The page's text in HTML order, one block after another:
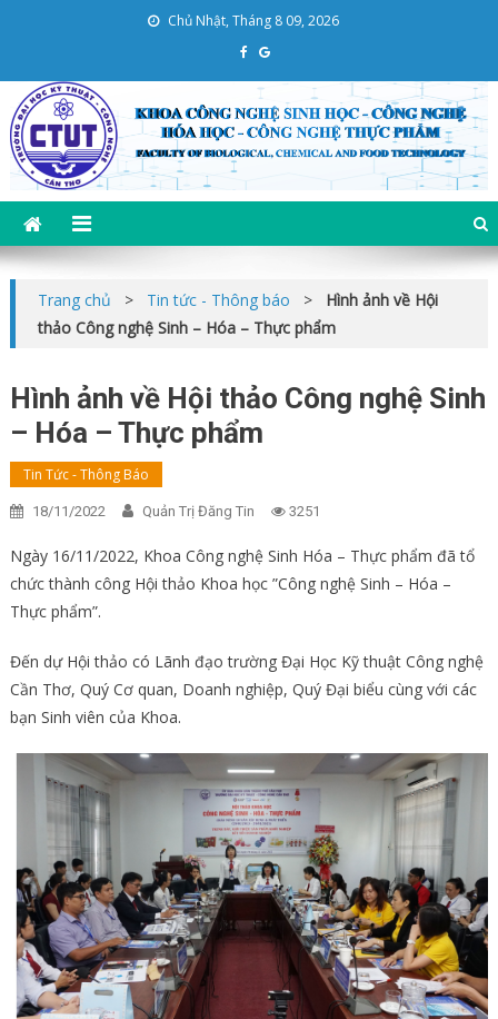
Chủ Nhật, Tháng 8 09, 2026
Khoa CNSH-CNHH-CNTP
Trường Đại học KT – CN Cần Thơ
Trang chủ > Tin tức - Thông báo >
Hình ảnh về Hội
thảo Công nghệ Sinh – Hóa – Thực phẩm
Hình ảnh về Hội thảo Công nghệ Sinh
– Hóa – Thực phẩm
Tin Tức - Thông Báo
18/11/2022 Quản Trị Đăng Tin 3251
Ngày 16/11/2022, Khoa Công nghệ Sinh Hóa – Thực phẩm đã tổ
chức thành công Hội thảo Khoa học ”Công nghệ Sinh – Hóa –
Thực phẩm”.
Đến dự Hội thảo có Lãnh đạo trường Đại Học Kỹ thuật Công nghệ
Cần Thơ, Quý Cơ quan, Doanh nghiệp, Quý Đại biểu cùng với các
bạn Sinh viên của Khoa.